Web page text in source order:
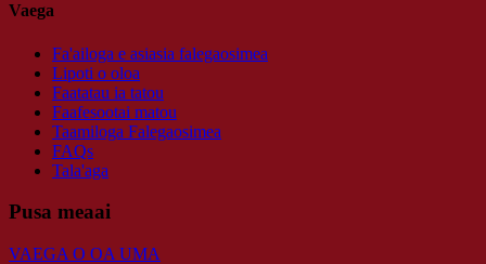
Vaega
Fa'ailoga e asiasia falegaosimea
Lipoti o oloa
Faatatau ia tatou
Faafesootai matou
Taamiloga Falegaosimea
FAQs
Tala'aga
Pusa meaai
VAEGA O OA UMA